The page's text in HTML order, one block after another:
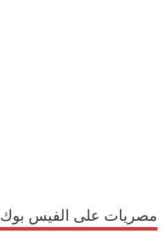
مصريات على الفيس بوك